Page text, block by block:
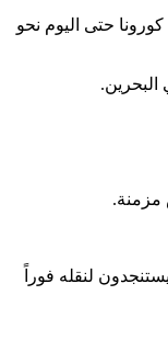
حتى اليوم نحو
لنقله فوراً